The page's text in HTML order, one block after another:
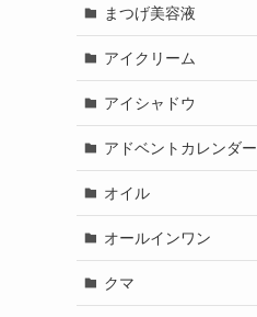
まつげ美容液
アイクリーム
アイシャドウ
アドベントカレンダー
オイル
オールインワン
クマ